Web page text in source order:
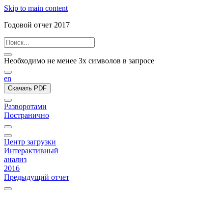
Skip to main content
Годовой отчет 2017
Необходимо не менее 3х символов в запросе
en
Скачать PDF
Разворотами
Постранично
Центр загрузки
Интерактивный
анализ
2016
Предыдущий отчет